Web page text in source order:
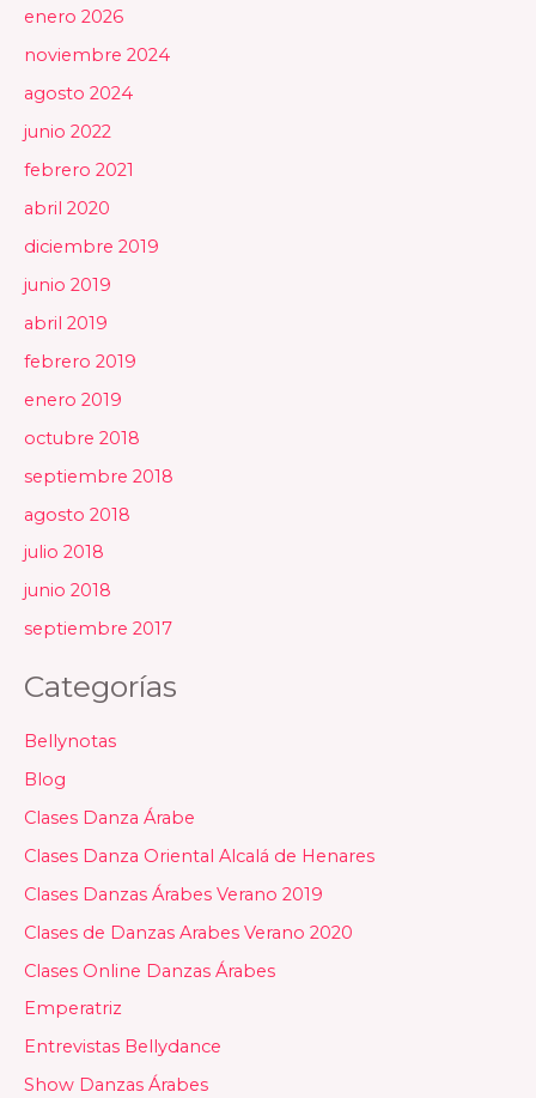
enero 2026
noviembre 2024
agosto 2024
junio 2022
febrero 2021
abril 2020
diciembre 2019
junio 2019
abril 2019
febrero 2019
enero 2019
octubre 2018
septiembre 2018
agosto 2018
julio 2018
junio 2018
septiembre 2017
Categorías
Bellynotas
Blog
Clases Danza Árabe
Clases Danza Oriental Alcalá de Henares
Clases Danzas Árabes Verano 2019
Clases de Danzas Arabes Verano 2020
Clases Online Danzas Árabes
Emperatriz
Entrevistas Bellydance
Show Danzas Árabes